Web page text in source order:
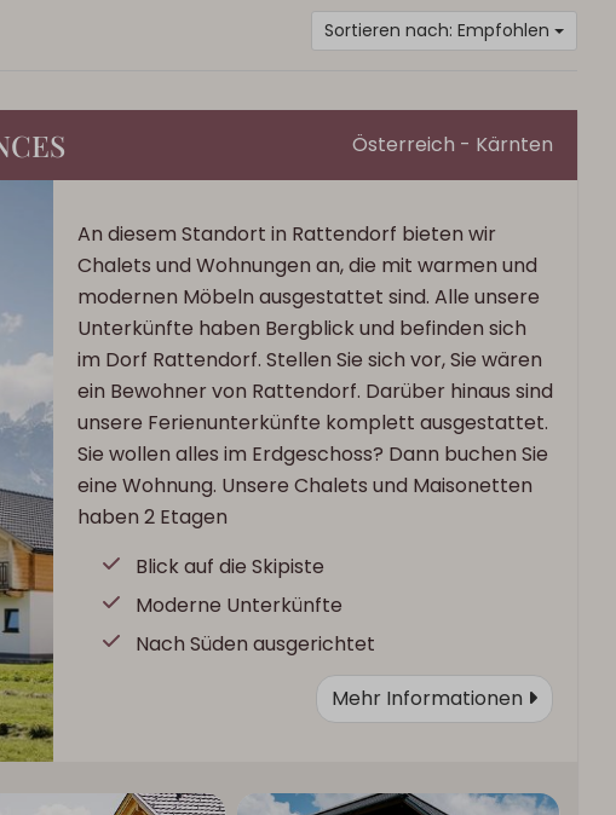
Sortieren nach: Empfohlen
Österreich - Kärnten
An diesem Standort in Rattendorf bieten wir
Chalets und Wohnungen an, die mit warmen und
modernen Möbeln ausgestattet sind. Alle unsere
Unterkünfte haben Bergblick und befinden sich
im Dorf Rattendorf. Stellen Sie sich vor, Sie wären
ein Bewohner von Rattendorf. Darüber hinaus sind
unsere Ferienunterkünfte komplett ausgestattet.
Sie wollen alles im Erdgeschoss? Dann buchen Sie
eine Wohnung. Unsere Chalets und Maisonetten
haben 2 Etagen
Blick auf die Skipiste
Moderne Unterkünfte
Nach Süden ausgerichtet
Mehr Informationen